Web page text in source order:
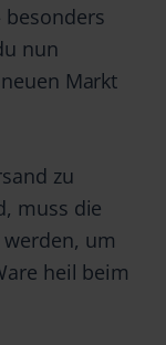
besonders
nun
Markt
zu
muss die
um
heil beim